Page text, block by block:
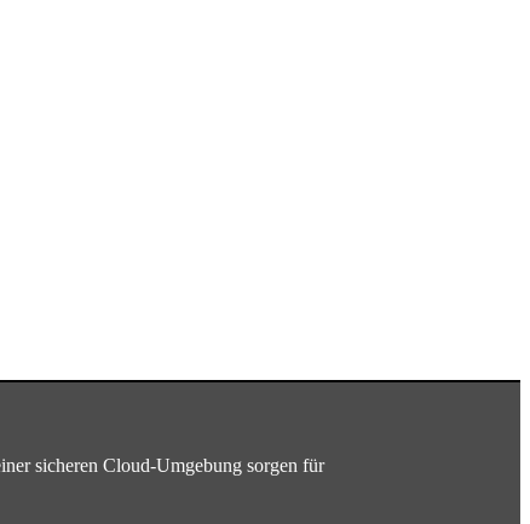
sicheren Cloud-Umgebung sorgen für